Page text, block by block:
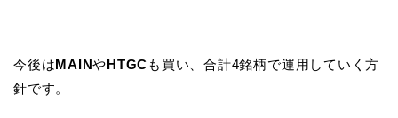
今後はMAINやHTGCも買い、合計4銘柄で運用していく方
針です。